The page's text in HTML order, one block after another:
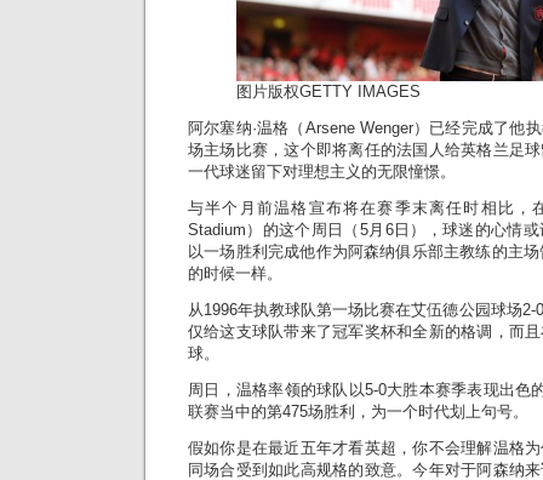
图片版权GETTY IMAGES
阿尔塞纳·温格（Arsene Wenger）已经完成了他
场主场比赛，这个即将离任的法国人给英格兰足
一代球迷留下对理想主义的无限憧憬。
与半个月前温格宣布将在赛季末离任时相比，
Stadium）的这个周日（5月6日），球迷的心情
以一场胜利完成他作为阿森纳俱乐部主教练的主
的时候一样。
从1996年执教球队第一场比赛在艾伍德公园球场
仅给这支球队带来了冠军奖杯和全新的格调，而
球。
周日，温格率领的球队以5-0大胜本赛季表现出色
联赛当中的第475场胜利，为一个时代划上句号。
假如你是在最近五年才看英超，你不会理解温格
同场合受到如此高规格的致意。今年对于阿森纳